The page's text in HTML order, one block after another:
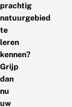
prachtig
natuurgebied
te
leren
kennen?
Grijp
dan
nu
uw